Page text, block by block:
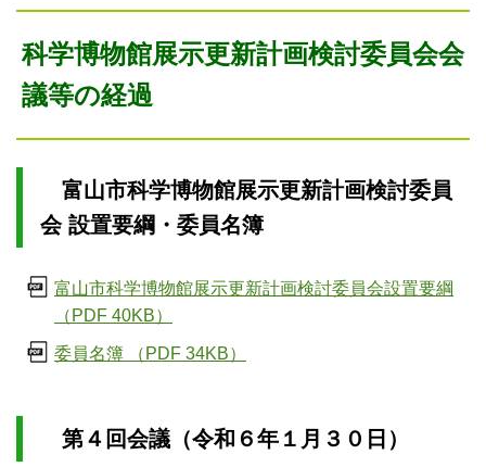
科学博物館展示更新計画検討委員会会
議等の経過
富山市科学博物館展示更新計画検討委員
会 設置要綱・委員名簿
富山市科学博物館展示更新計画検討委員会設置要綱
（PDF 40KB）
委員名簿 （PDF 34KB）
第４回会議（令和６年１月３０日）